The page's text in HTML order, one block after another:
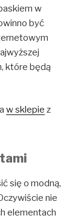
w
być
które będą
w sklepie z
się o modną,
nie
elementach